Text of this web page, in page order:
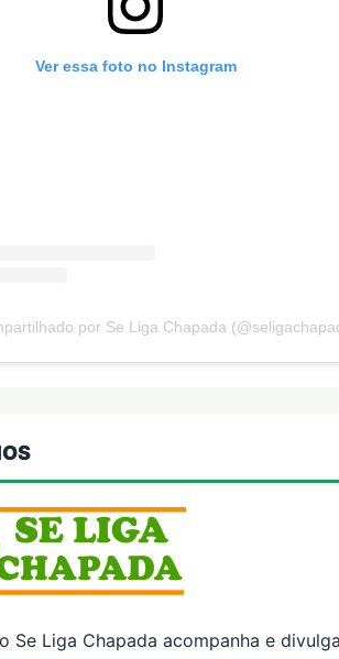
Ver essa foto no Instagram
por Se Liga Chapada
Se Liga Chapada acompanha e